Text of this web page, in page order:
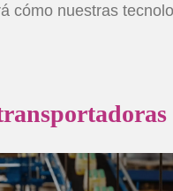
cómo nuestras